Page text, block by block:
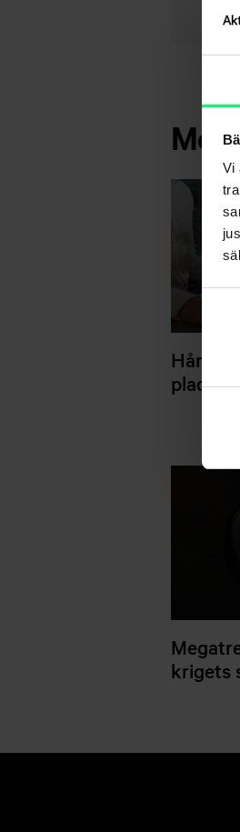
Vi
Hårda
krigets